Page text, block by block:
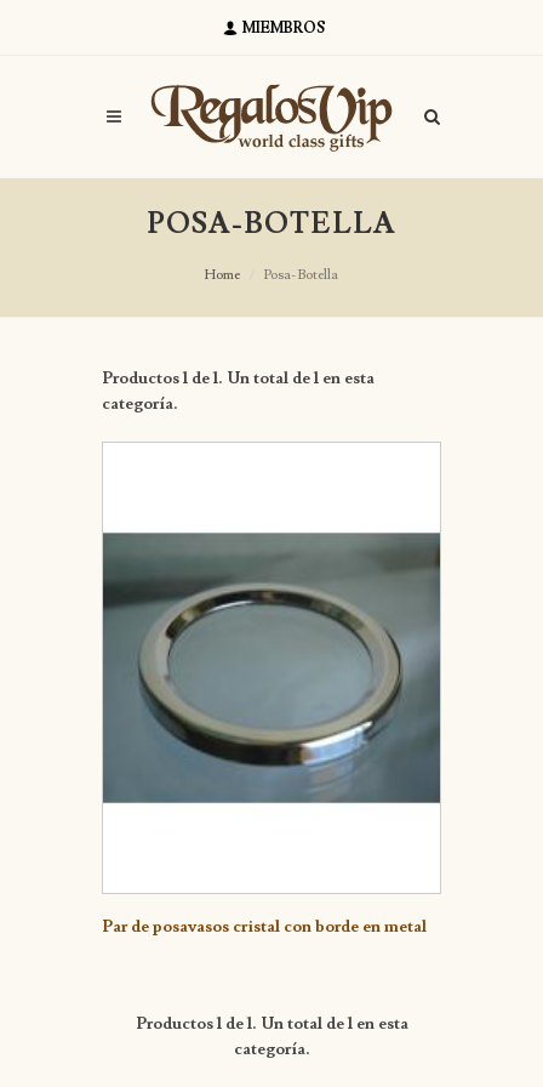
MIEMBROS
POSA-BOTELLA
Home Posa-Botella
Productos 1 de 1. Un total de 1 en esta
categoría.
Detalle
Par de posavasos cristal con borde en metal
Productos 1 de 1. Un total de 1 en esta
categoría.